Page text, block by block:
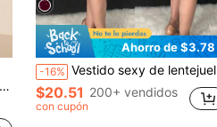
Ahorro de $3.78
-16% Vestido sexy de lentejuelas transparente, vestido de fiesta elegante de corte ajustado, adecuado para todas las estaciones en color negro
$20.51 200+ vendidos
con cupón